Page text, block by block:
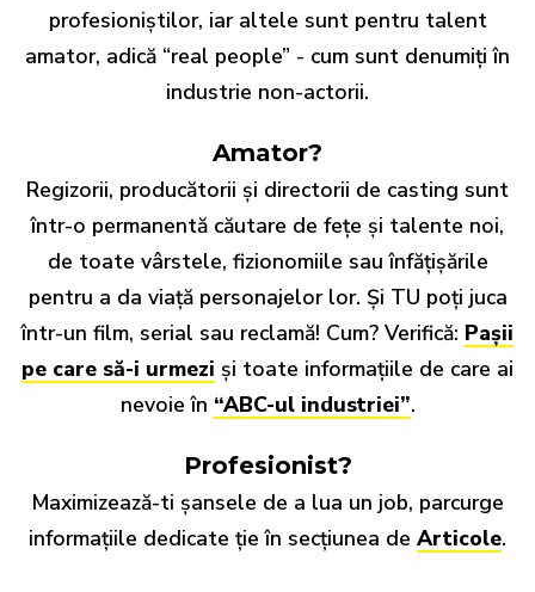
profesioniștilor, iar altele sunt pentru talent
amator, adică “real people” - cum sunt denumiți în
industrie non-actorii.
Amator?
Regizorii, producătorii și directorii de casting sunt
într-o permanentă căutare de fețe și talente noi,
de toate vârstele, fizionomiile sau înfățișările
pentru a da viață personajelor lor. Și TU poți juca
într-un film, serial sau reclamă! Cum? Verifică: Pașii
pe care să-i urmezi și toate informațiile de care ai
nevoie în “ABC-ul industriei”.
Profesionist?
Maximizează-ti șansele de a lua un job, parcurge
informațiile dedicate ție în secțiunea de Articole.